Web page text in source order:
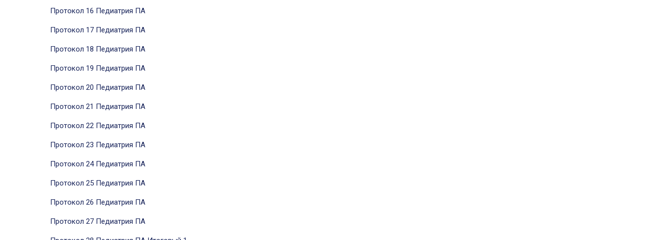
Протокол 16 Педиатрия ПА
Протокол 17 Педиатрия ПА
Протокол 18 Педиатрия ПА
Протокол 19 Педиатрия ПА
Протокол 20 Педиатрия ПА
Протокол 21 Педиатрия ПА
Протокол 22 Педиатрия ПА
Протокол 23 Педиатрия ПА
Протокол 24 Педиатрия ПА
Протокол 25 Педиатрия ПА
Протокол 26 Педиатрия ПА
Протокол 27 Педиатрия ПА